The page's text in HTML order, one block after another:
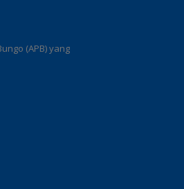
(APB) yang